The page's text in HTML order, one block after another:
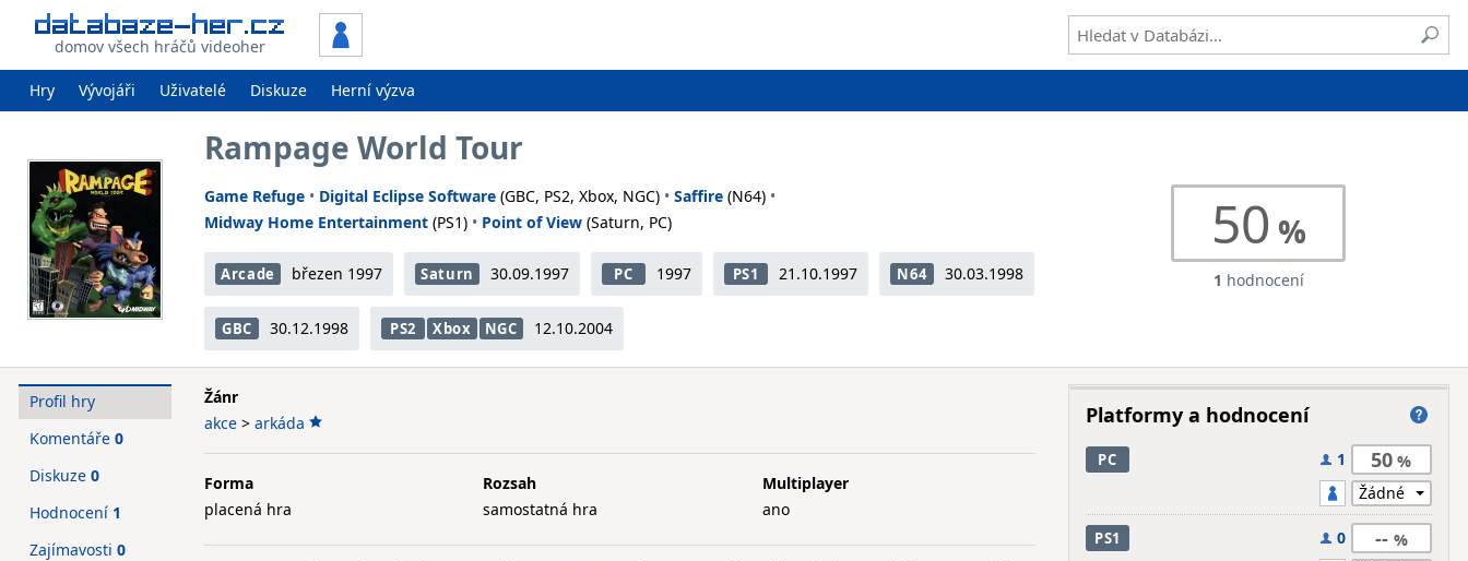
domov všech hráčů videoher
Hry Vývojáři Uživatelé Diskuze Herní výzva
Rampage World Tour
Game Refuge • Digital Eclipse Software (GBC, PS2, Xbox, NGC) • Saffire (N64) •
Midway Home Entertainment (PS1) • Point of View (Saturn, PC)
Arcade březen 1997 Saturn 30.09.1997 PC 1997 PS1 21.10.1997 N64 30.03.1998
GBC 30.12.1998 PS2 Xbox NGC 12.10.2004
50
1 hodnocení
Žánr
akce > arkáda
Forma
placená hra
Rozsah
samostatná hra
Multiplayer
ano
Profil hry
Komentáře 0
Diskuze 0
Hodnocení 1
Zajímavosti 0
Platformy a hodnocení
PC 1 50
PS1 0 --